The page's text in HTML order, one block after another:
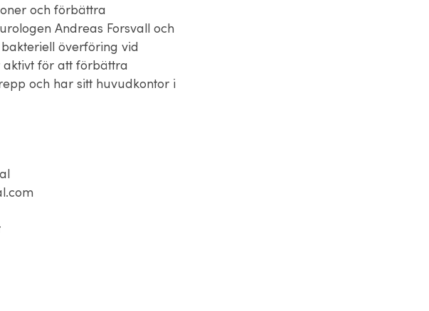
och förbättra
Andreas Forsvall och
överföring vid
för att förbättra
och har sitt huvudkontor i